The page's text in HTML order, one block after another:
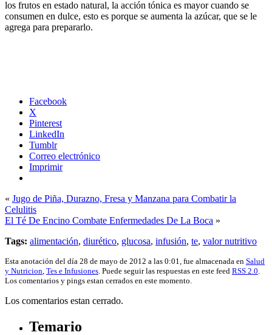
los frutos en estado natural, la acción tónica es mayor cuando se
consumen en dulce, esto es porque se aumenta la azúcar, que se le
agrega para prepararlo.
Facebook
X
Pinterest
LinkedIn
Tumblr
Correo electrónico
Imprimir
« Jugo de Piña, Durazno, Fresa y Manzana para Combatir la
Celulitis
El Té De Encino Combate Enfermedades De La Boca »
Tags: alimentación, diurético, glucosa, infusión, te, valor nutritivo
Esta anotación del día 28 de mayo de 2012 a las 0:01, fue almacenada en Salud
y Nutricion Tes e Infusiones . Puede seguir las respuestas en este feed RSS 2.0
Los comentarios y pings estan cerrados en este momento.
Los comentarios estan cerrado.
Temario